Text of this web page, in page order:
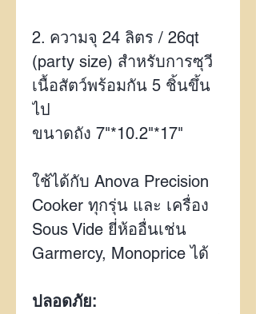
2. ความจุ 24 ลิตร / 26qt
(party size) สำหรับการซุวี
เนื้อสัตว์พร้อมกัน 5 ชิ้นขึ้น
ไป
ขนาดถัง 7"*10.2"*17"
ใช้ได้กับ Anova Precision
Cooker ทุกรุ่น และ เครื่อง
Sous Vide ยี่ห้ออื่นเช่น
Garmercy, Monoprice ได้
ปลอดภัย: